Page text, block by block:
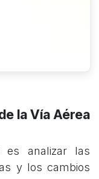
la Vía Aérea
es analizar las
y los cambios